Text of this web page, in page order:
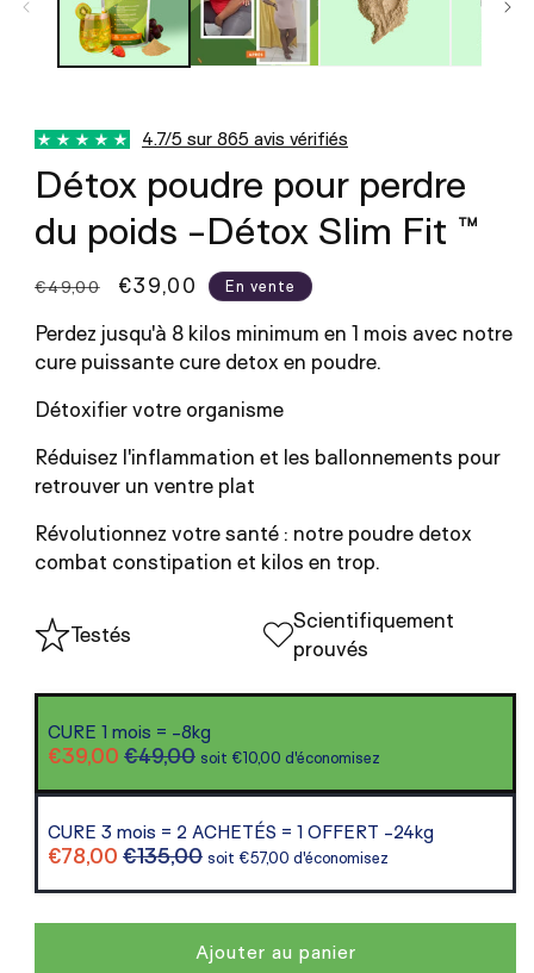
4.7/5 sur 865 avis vérifiés
Détox poudre pour perdre
du poids -Détox Slim Fit ™
Prix
€49,00
Prix
€39,00 En vente
Perdez jusqu'à 8 kilos minimum en 1 mois avec notre
cure puissante cure detox en poudre.
Détoxifier votre organisme
Réduisez l'inflammation et les ballonnements pour
retrouver un ventre plat
Révolutionnez votre santé : notre poudre detox
combat constipation et kilos en trop.
Testés
Scientifiquement
prouvés
CURE 1 mois = -8kg
€39,00 €49,00 soit €10,00 d'économisez
CURE 3 mois = 2 ACHETÉS = 1 OFFERT -24kg
€78,00 €135,00 soit €57,00 d'économisez
Ajouter au panier